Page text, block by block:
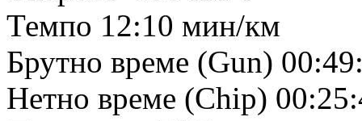
Темпо 12:10 мин/км
Брутно време (Gun)
Нетно време (Chip)